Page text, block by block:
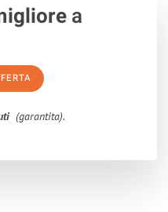
a
(garantita).